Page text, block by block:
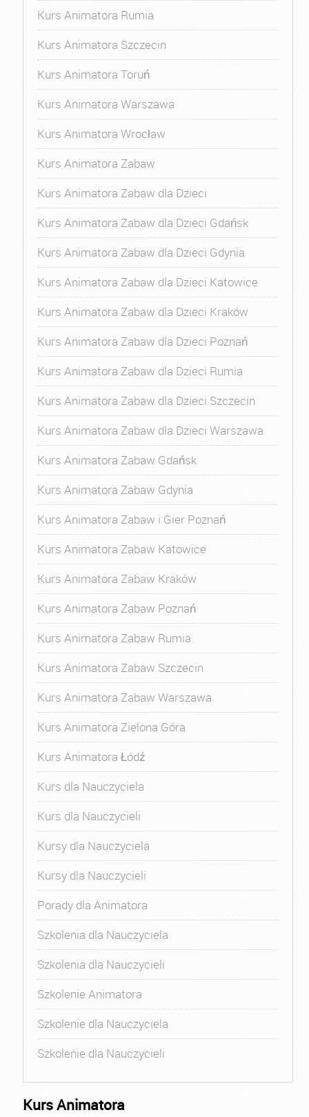
Kurs Animatora Rumia
Kurs Animatora Szczecin
Kurs Animatora Toruń
Kurs Animatora Warszawa
Kurs Animatora Wrocław
Kurs Animatora Zabaw
Kurs Animatora Zabaw dla Dzieci
Kurs Animatora Zabaw dla Dzieci Gdańsk
Kurs Animatora Zabaw dla Dzieci Gdynia
Kurs Animatora Zabaw dla Dzieci Katowice
Kurs Animatora Zabaw dla Dzieci Kraków
Kurs Animatora Zabaw dla Dzieci Poznań
Kurs Animatora Zabaw dla Dzieci Rumia
Kurs Animatora Zabaw dla Dzieci Szczecin
Kurs Animatora Zabaw dla Dzieci Warszawa
Kurs Animatora Zabaw Gdańsk
Kurs Animatora Zabaw Gdynia
Kurs Animatora Zabaw i Gier Poznań
Kurs Animatora Zabaw Katowice
Kurs Animatora Zabaw Kraków
Kurs Animatora Zabaw Poznań
Kurs Animatora Zabaw Rumia
Kurs Animatora Zabaw Szczecin
Kurs Animatora Zabaw Warszawa
Kurs Animatora Zielona Góra
Kurs Animatora Łódź
Kurs dla Nauczyciela
Kurs dla Nauczycieli
Kursy dla Nauczyciela
Kursy dla Nauczycieli
Porady dla Animatora
Szkolenia dla Nauczyciela
Szkolenia dla Nauczycieli
Szkolenie Animatora
Szkolenie dla Nauczyciela
Szkolenie dla Nauczycieli
Kurs Animatora